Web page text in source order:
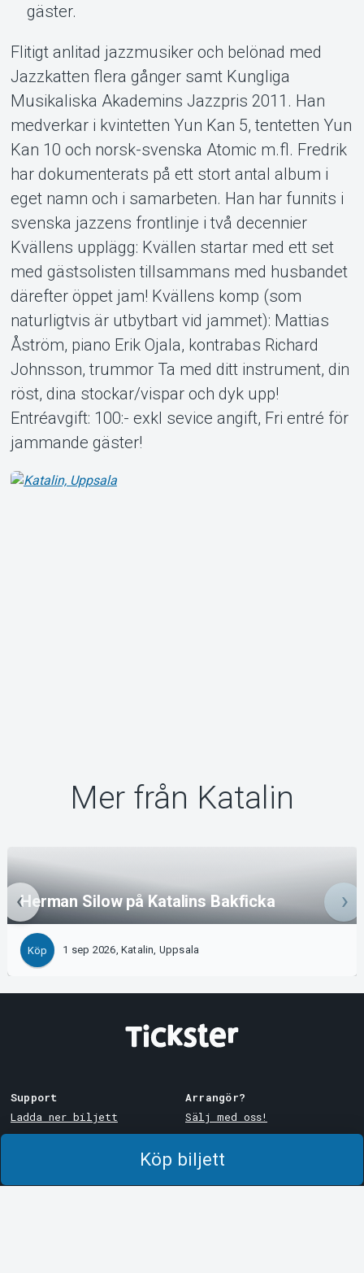
Om Tickster
Köp biljett
gäster.
Flitigt anlitad jazzmusiker och belönad med
Jazzkatten flera gånger samt Kungliga
Musikaliska Akademins Jazzpris 2011. Han
medverkar i kvintetten Yun Kan 5, tentetten Yun
Kan 10 och norsk-svenska Atomic m.fl. Fredrik
har dokumenterats på ett stort antal album i
eget namn och i samarbeten. Han har funnits i
svenska jazzens frontlinje i två decennier
Kvällens upplägg: Kvällen startar med ett set
med gästsolisten tillsammans med husbandet
därefter öppet jam! Kvällens komp (som
naturligtvis är utbytbart vid jammet): Mattias
Åström, piano Erik Ojala, kontrabas Richard
Johnsson, trummor Ta med ditt instrument, din
röst, dina stockar/vispar och dyk upp!
Entréavgift: 100:- exkl sevice angift, Fri entré för
jammande gäster!
Mer från Katalin
Herman Silow på Katalins Bakficka
Köp 1 sep 2026, Katalin, Uppsala
Support
Ladda ner biljett
Köp- och leveransvillkor
Integritetspolicy
Arrangör?
Sälj med oss!
System Support